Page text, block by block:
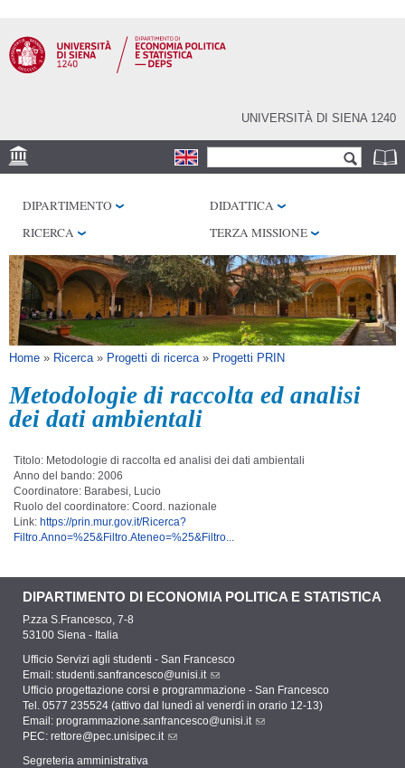
contenuto
principale
UNIVERSITÀ DI SIENA 1240
Form di ricerca
CENTRI DI RICERCA
BIBLIOTECHE
SERVIZI
SEM
DIPARTIMENTO
DIDATTICA
RICERCA
TERZA MISSIONE
Tu sei qui
Home » Ricerca » Progetti di ricerca » Progetti PRIN
Metodologie di raccolta ed analisi
dei dati ambientali
Titolo: Metodologie di raccolta ed analisi dei dati ambientali
Anno del bando: 2006
Coordinatore: Barabesi, Lucio
Ruolo del coordinatore: Coord. nazionale
Link: https://prin.mur.gov.it/Ricerca?
Filtro.Anno=%25&Filtro.Ateneo=%25&Filtro...
DIPARTIMENTO DI ECONOMIA POLITICA E STATISTICA
P.zza S.Francesco, 7-8
53100 Siena - Italia
Ufficio Servizi agli studenti - San Francesco
Email: studenti.sanfrancesco@unisi.it
Ufficio progettazione corsi e programmazione - San Francesco
Tel. 0577 235524 (attivo dal lunedì al venerdì in orario 12-13)
Email: programmazione.sanfrancesco@unisi.it
PEC: rettore@pec.unisipec.it
Segreteria amministrativa